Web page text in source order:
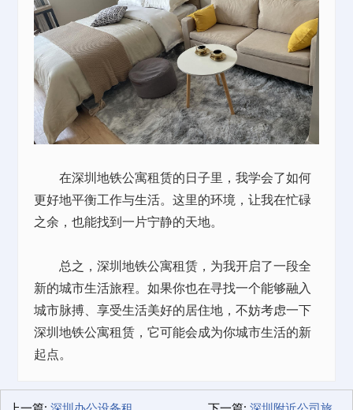
在深圳地铁公寓租赁的日子里，我学会了如何
更好地平衡工作与生活。这里的环境，让我在忙碌
之余，也能找到一片宁静的天地。
总之，深圳地铁公寓租赁，为我开启了一段全
新的城市生活旅程。如果你也在寻找一个能够融入
城市脉搏、享受生活美好的居住地，不妨考虑一下
深圳地铁公寓租赁，它可能会成为你城市生活的新
起点。